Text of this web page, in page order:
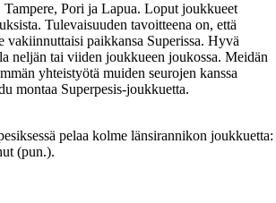
Pori ja Lapua. Loput joukkueet
Tulevaisuuden tavoitteena on, että
vakiinnuttaisi paikkansa Superissa. Hyvä
neljän tai viiden joukkueen joukossa. Meidän
yhteistyötä muiden seurojen kanssa
montaa Superpesis-joukkuetta.
pelaa kolme länsirannikon
(pun.).